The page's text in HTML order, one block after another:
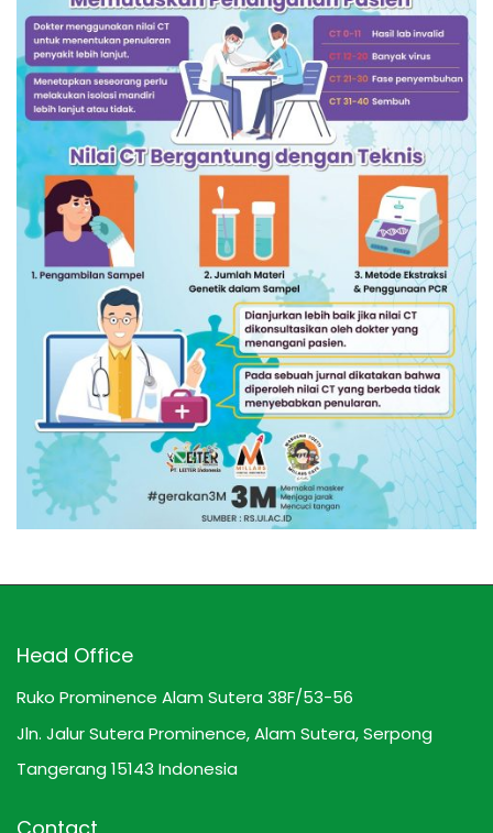
Head Office
Ruko Prominence Alam Sutera 38F/53-56
Jln. Jalur Sutera Prominence, Alam Sutera, Serpong
Tangerang 15143 Indonesia